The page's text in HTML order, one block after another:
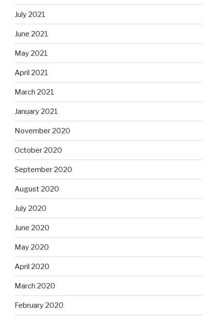
July 2021
June 2021
May 2021
April 2021
March 2021
January 2021
November 2020
October 2020
September 2020
August 2020
July 2020
June 2020
May 2020
April 2020
March 2020
February 2020